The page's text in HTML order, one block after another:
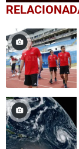
0
seconds
2
minutes,
0